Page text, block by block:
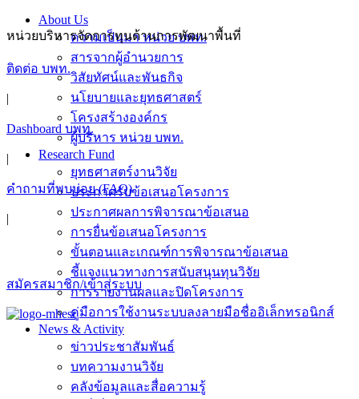
Skip
to
หน่วยบริหารจัดการทุนด้านการพัฒนาพื้นที่
ติดต่อ บพท.
|
Dashboard บพท.
|
คำถามที่พบบ่อย (FAQ)
|
สมัครสมาชิก/เข้าสู่ระบบ
About Us
ความเป็นมา หน่วย บพท.
สารจากผู้อำนวยการ
วิสัยทัศน์และพันธกิจ
นโยบายและยุทธศาสตร์
โครงสร้างองค์กร
ผู้บริหาร หน่วย บพท.
Research Fund
ยุทธศาสตร์งานวิจัย
ประกาศรับข้อเสนอโครงการ
ประกาศผลการพิจารณาข้อเสนอ
การยื่นข้อเสนอโครงการ
ขั้นตอนและเกณฑ์การพิจารณาข้อเสนอ
ชี้แจงแนวทางการสนับสนุนทุนวิจัย
การรายงานผลและปิดโครงการ
คู่มือการใช้งานระบบลงลายมือชื่ออิเล็กทรอนิกส์
News & Activity
ข่าวประชาสัมพันธ์
บทความงานวิจัย
คลังข้อมูลและสื่อความรู้